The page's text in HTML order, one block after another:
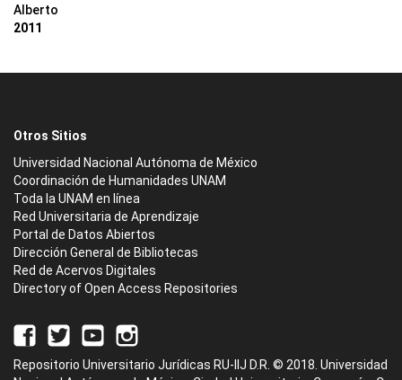
Alberto
2011
Otros Sitios
Universidad Nacional Autónoma de México
Coordinación de Humanidades UNAM
Toda la UNAM en línea
Red Universitaria de Aprendizaje
Portal de Datos Abiertos
Dirección General de Bibliotecas
Red de Acervos Digitales
Directory of Open Access Repositories
Repositorio Universitario Jurídicas RU-IIJ D.R. © 2018. Universidad